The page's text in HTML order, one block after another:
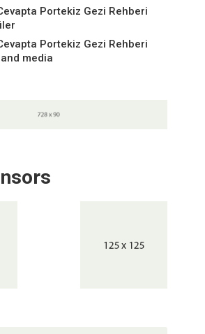
Portekiz Gezi Rehberi
Portekiz Gezi Rehberi
media